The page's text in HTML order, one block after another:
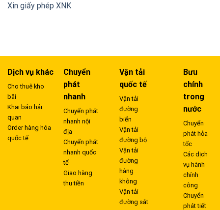
Xin giấy phép XNK
Dịch vụ khác
Cho thuê kho
bãi
Khai báo hải
quan
Order hàng hóa
quốc tế
Chuyển
phát
nhanh
Chuyển phát
nhanh nội
địa
Chuyển phát
nhanh quốc
tế
Giao hàng
thu tiền
Vận tải
quốc tế
Vận tải
đường
biển
Vận tải
đường bộ
Vận tải
đường
hàng
không
Vận tải
đường sắt
Bưu
chính
trong
nước
Chuyển
phát hỏa
tốc
Các dịch
vụ hành
chính
công
Chuyển
phát tiết